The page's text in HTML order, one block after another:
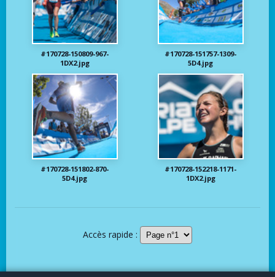
#170728-150809-967-
1DX2.jpg
#170728-151757-1309-
5D4.jpg
#170728-151802-870-
5D4.jpg
#170728-152218-1171-
1DX2.jpg
Accès rapide :